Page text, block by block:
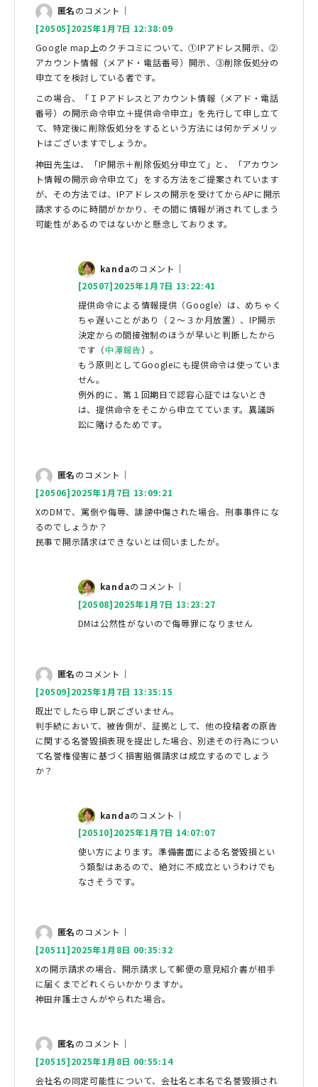
匿名のコメント｜
[20505]2025年1月7日 12:38:09
Google map上のクチコミについて、①IPアドレス開示、②
アカウント情報（メアド・電話番号）開示、③削除仮処分の
申立てを検討している者です。
この場合、「ＩＰアドレスとアカウント情報（メアド・電話
番号）の開示命令申立＋提供命令申立」を先行して申し立て
て、特定後に削除仮処分をするという方法には何かデメリッ
トはございますでしょうか。
神田先生は、「IP開示＋削除仮処分申立て」と、「アカウン
ト情報の開示命令申立て」をする方法をご提案されています
が、その方法では、IPアドレスの開示を受けてからAPに開示
請求するのに時間がかかり、その間に情報が消されてしまう
可能性があるのではないかと懸念しております。
kandaのコメント｜
[20507]2025年1月7日 13:22:41
提供命令による情報提供（Google）は、めちゃく
ちゃ遅いことがあり（２～３か月放置）、IP開示
決定からの間接強制のほうが早いと判断したから
です（中澤報告）。
もう原則としてGoogleにも提供命令は使っていま
せん。
例外的に、第１回期日で認容心証ではないとき
は、提供命令をそこから申立てています。異議訴
訟に賭けるためです。
匿名のコメント｜
[20506]2025年1月7日 13:09:21
XのDMで、罵倒や侮辱、誹謗中傷された場合、刑事事件にな
るのでしょうか？
民事で開示請求はできないとは伺いましたが。
kandaのコメント｜
[20508]2025年1月7日 13:23:27
DMは公然性がないので侮辱罪になりません
匿名のコメント｜
[20509]2025年1月7日 13:35:15
既出でしたら申し訳ございません。
判手続において、被告側が、証拠として、他の投稿者の原告
に関する名誉毀損表現を提出した場合、別途その行為につい
て名誉権侵害に基づく損害賠償請求は成立するのでしょう
か？
kandaのコメント｜
[20510]2025年1月7日 14:07:07
使い方によります。準備書面による名誉毀損とい
う類型はあるので、絶対に不成立というわけでも
なさそうです。
匿名のコメント｜
[20511]2025年1月8日 00:35:32
Xの開示請求の場合、開示請求して郵便の意見紹介書が相手
に届くまでどれくらいかかりますか。
神田弁護士さんがやられた場合。
匿名のコメント｜
[20515]2025年1月8日 00:55:14
会社名の同定可能性について、会社名と本名で名誉毀損され